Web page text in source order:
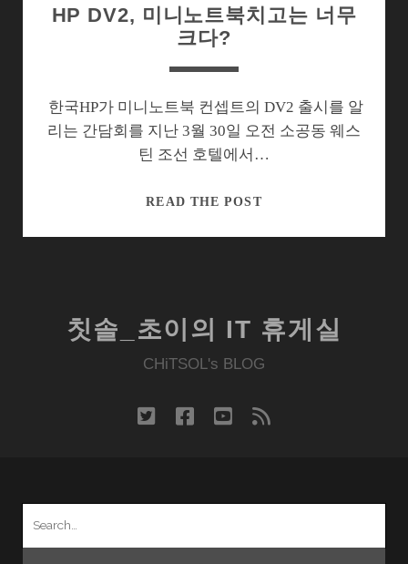
하
HP DV2, 미니노트북치고는 너무
크다?
한국HP가 미니노트북 컨셉트의 DV2 출시를 알
리는 간담회를 지난 3월 30일 오전 소공동 웨스
틴 조선 호텔에서…
READ THE POSTHP
북
치
너
칫솔_초이의 IT 휴게실
CHiTSOL's BLOG
twitterfacebook
youtube
rss